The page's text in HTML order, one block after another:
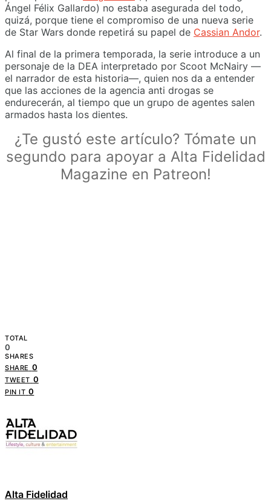
Ángel Félix Gallardo) no estaba asegurada del todo,
quizá, porque tiene el compromiso de una nueva serie
de Star Wars donde repetirá su papel de Cassian Andor.
Al final de la primera temporada, la serie introduce a un
personaje de la DEA interpretado por Scoot McNairy —
el narrador de esta historia—, quien nos da a entender
que las acciones de la agencia anti drogas se
endurecerán, al tiempo que un grupo de agentes salen
armados hasta los dientes.
¿Te gustó este artículo? Tómate un
segundo para apoyar a Alta Fidelidad
Magazine en Patreon!
TOTAL
0
SHARES
SHARE 0
TWEET 0
PIN IT 0
Alta Fidelidad